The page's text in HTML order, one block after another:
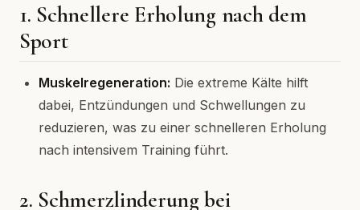
1. Schnellere Erholung nach dem
Sport
Muskelregeneration: Die extreme Kälte hilft
dabei, Entzündungen und Schwellungen zu
reduzieren, was zu einer schnelleren Erholung
nach intensivem Training führt.
2. Schmerzlinderung bei